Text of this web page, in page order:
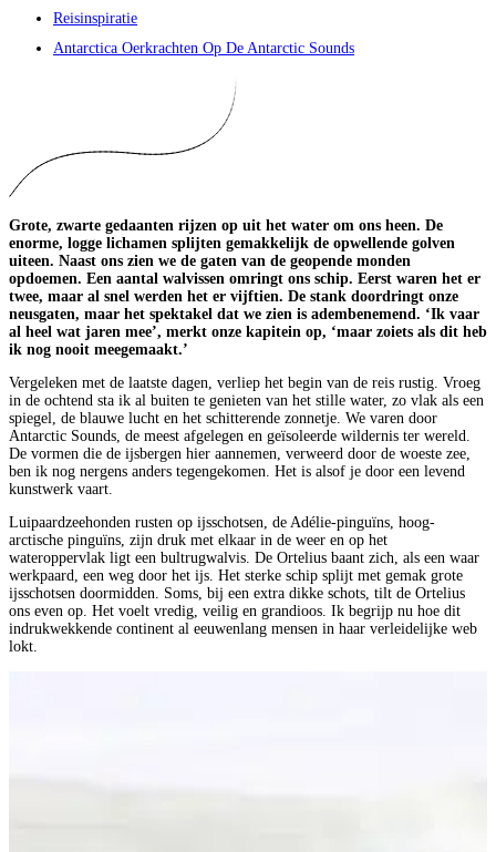
Reisinspiratie
Antarctica Oerkrachten Op De Antarctic Sounds
Grote, zwarte gedaanten rijzen op uit het water om ons heen. De
enorme, logge lichamen splijten gemakkelijk de opwellende golven
uiteen. Naast ons zien we de gaten van de geopende monden
opdoemen. Een aantal walvissen omringt ons schip. Eerst waren het er
twee, maar al snel werden het er vijftien. De stank doordringt onze
neusgaten, maar het spektakel dat we zien is adembenemend. ‘Ik vaar
al heel wat jaren mee’, merkt onze kapitein op, ‘maar zoiets als dit heb
ik nog nooit meegemaakt.’
Vergeleken met de laatste dagen, verliep het begin van de reis rustig. Vroeg
in de ochtend sta ik al buiten te genieten van het stille water, zo vlak als een
spiegel, de blauwe lucht en het schitterende zonnetje. We varen door
Antarctic Sounds, de meest afgelegen en geïsoleerde wildernis ter wereld.
De vormen die de ijsbergen hier aannemen, verweerd door de woeste zee,
ben ik nog nergens anders tegengekomen. Het is alsof je door een levend
kunstwerk vaart.
Luipaardzeehonden rusten op ijsschotsen, de Adélie-pinguïns, hoog-
arctische pinguïns, zijn druk met elkaar in de weer en op het
wateroppervlak ligt een bultrugwalvis. De Ortelius baant zich, als een waar
werkpaard, een weg door het ijs. Het sterke schip splijt met gemak grote
ijsschotsen doormidden. Soms, bij een extra dikke schots, tilt de Ortelius
ons even op. Het voelt vredig, veilig en grandioos. Ik begrijp nu hoe dit
indrukwekkende continent al eeuwenlang mensen in haar verleidelijke web
lokt.